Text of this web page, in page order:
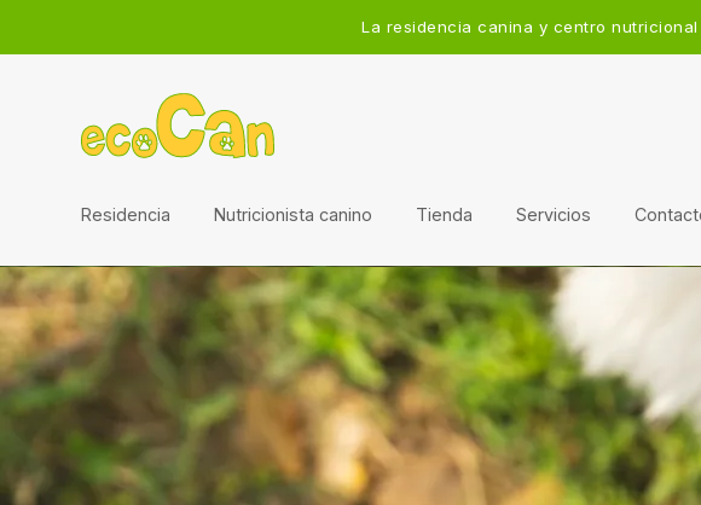
La residencia canina y centro
Residencia Nutricionista canino Tienda Servicios